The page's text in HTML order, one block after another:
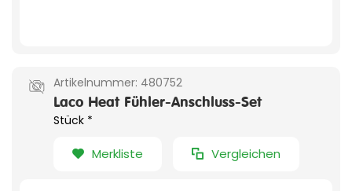
Artikelnummer: 480752
Laco Heat Fühler-Anschluss-Set
Stück *
Merkliste Vergleichen